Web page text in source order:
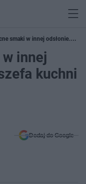
smaki w innej odsłonie.
innej
kuchni
Dodaj do Google